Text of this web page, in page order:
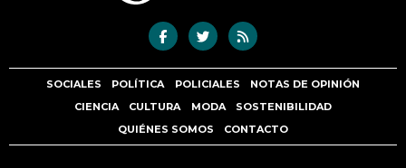
SOCIALES POLÍTICA POLICIALES
NOTAS DE OPINIÓN
CIENCIA
CULTURA MODA
SOSTENIBILIDAD
QUIÉNES SOMOS
CONTACTO